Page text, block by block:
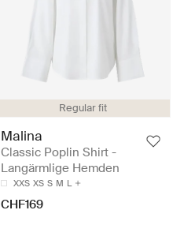
Regular fit
Malina
Classic Poplin Shirt -
Langärmlige Hemden
XXS XS S M L
CHF169